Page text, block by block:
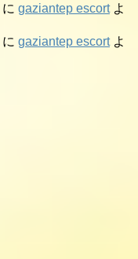
に gaziantep escortよ
に gaziantep escortよ